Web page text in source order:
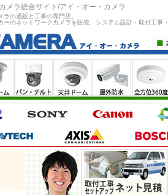
メラ総合サイト/アイ・オー・カメラ
ラの通販と工事の専門店。
ーのネットワークカメラを販売、システム設計・取付工事